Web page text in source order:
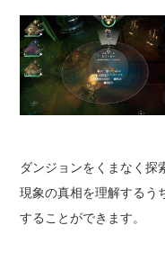
ダンジョンをくまなく探
現象の真相を理解するう
することができます。